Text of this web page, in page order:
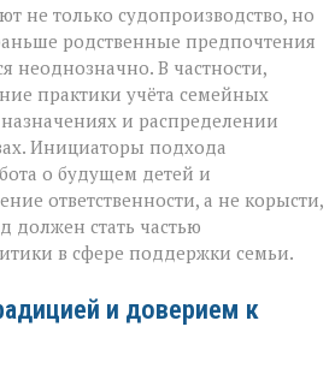
не только судопроизводство, но
родственные предпочтения
неоднозначно. В частности,
практики учёта семейных
и распределении
Инициаторы подхода
о будущем детей и
ответственности, а не корысти,
должен стать частью
в сфере поддержки семьи.
и доверием к